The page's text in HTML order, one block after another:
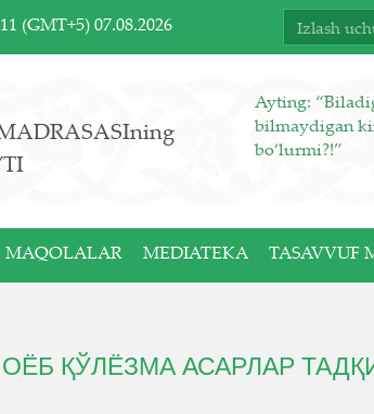
(GMT+5) 07.08.2026
Ayting:
bilmaydigan
bo‘lurmi?!”
MAQOLALAR MEDIATEKA TASAVVUF
ҚЎЛЁЗМА АСАРЛАР